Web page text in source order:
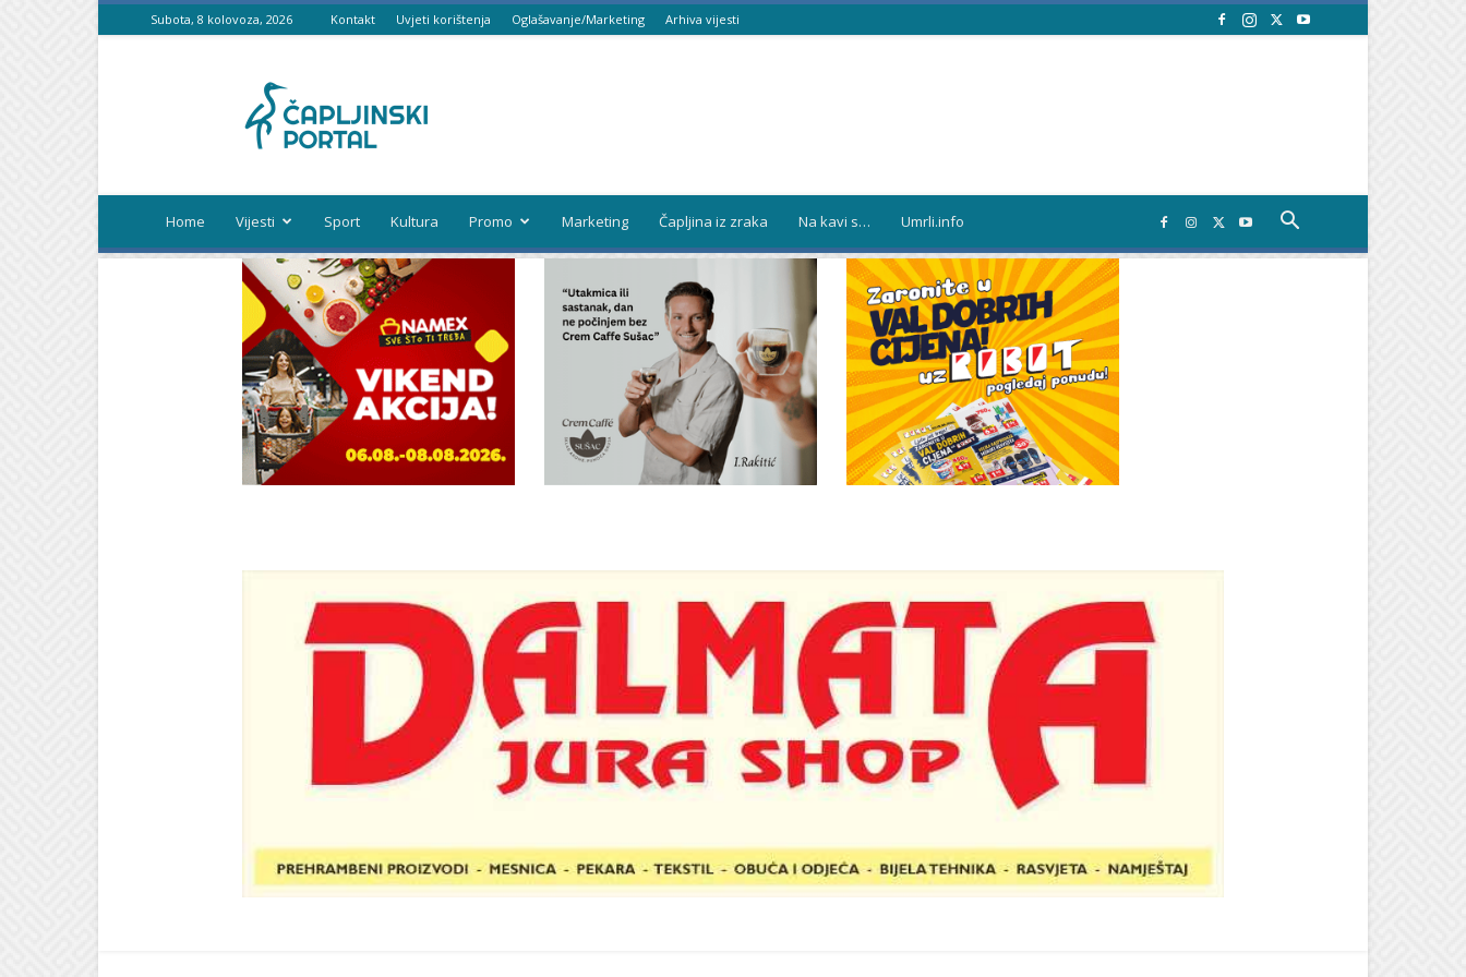
Subota, 8 kolovoza, 2026 Kontakt Uvjeti korištenja Oglašavanje/Marketing Arhiva vijesti
portal
Home Vijesti Sport Kultura Promo Marketing Čapljina iz zraka Na kavi s… Umrli.info